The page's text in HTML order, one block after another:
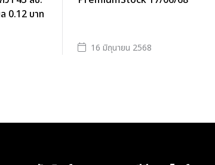
0.12 บาท
16 มิถุนายน 2568